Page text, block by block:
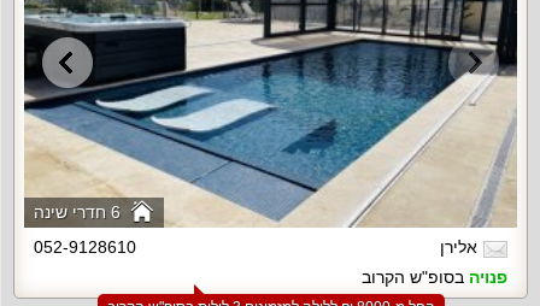
6 חדרי שינה
אלירן
052-9128610
פנויה בסופ"ש הקרוב